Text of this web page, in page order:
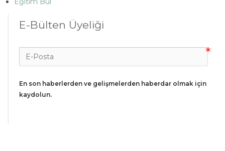
E-Bülten Üyeliği
En son haberlerden ve gelişmelerden haberdar olmak için
kaydolun.